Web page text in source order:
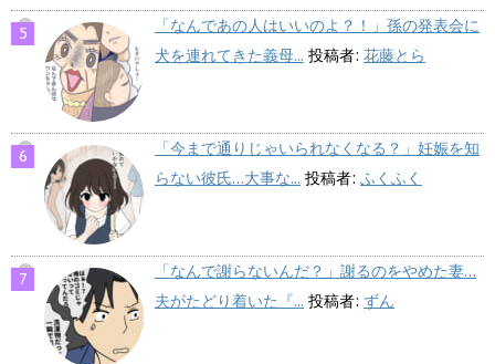
「なんであの人はいいのよ？！」孫の発表会に
犬を連れてきた義母... 投稿者: 花藤とら
「今まで通りじゃいられなくなる？」妊娠を知
らない彼氏…大事な... 投稿者: ふくふく
「なんで謝らないんだ？」謝るのをやめた妻…
夫がたどり着いた『... 投稿者: ずん